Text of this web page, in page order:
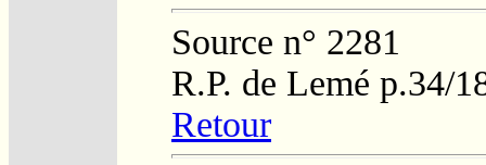
Source n° 2281
R.P. de Lemé p.34/
Retour